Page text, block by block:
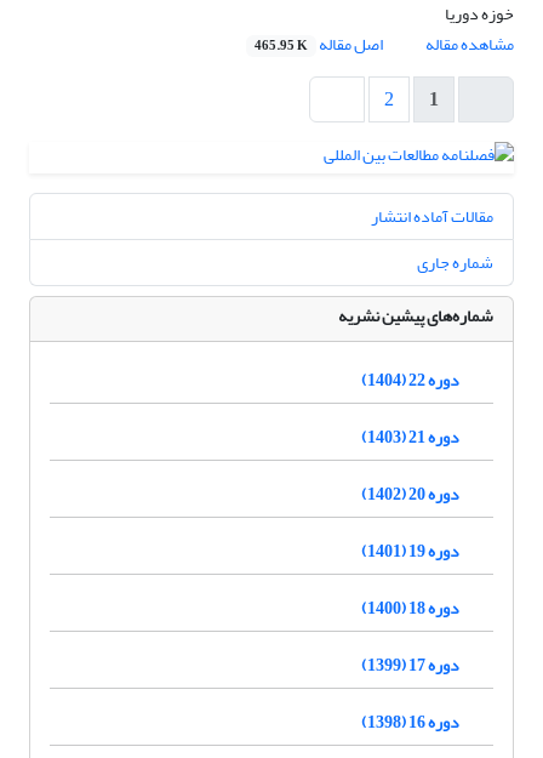
خوزه دوریا
مشاهده مقاله
اصل مقاله 465.95 K
1
2
مقالات آماده انتشار
شماره جاری
شماره‌های پیشین نشریه
دوره 22 (1404)
دوره 21 (1403)
دوره 20 (1402)
دوره 19 (1401)
دوره 18 (1400)
دوره 17 (1399)
دوره 16 (1398)